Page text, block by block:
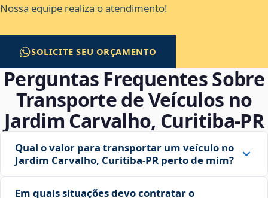
Nossa equipe realiza o atendimento!
SOLICITE SEU ORÇAMENTO
Perguntas Frequentes Sobre
Transporte de Veículos no
Jardim Carvalho, Curitiba‑PR
Qual o valor para transportar um veículo no
Jardim Carvalho, Curitiba‑PR perto de mim?
Em quais situações devo contratar o